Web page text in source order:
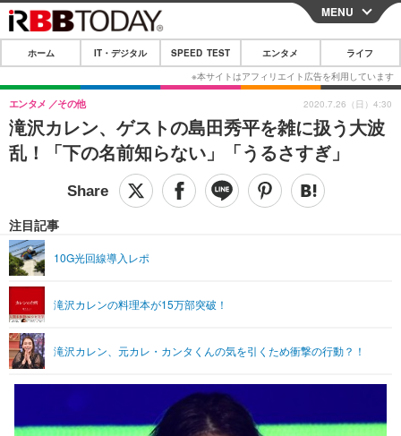
CLOSE
ホーム
IT・デジタル
IT・デジタルTOP スマートフォン
ガジェット・ツール
ショッピング その他
SPEED TEST
エンタメTOP 映画・ドラマ
グラビア
ショッピング その他
ライフTOP
リリース一覧
プッシュ通知の停止方法
MENU
ホーム IT・デジタル SPEED TEST エンタメ ライフ
滝沢カレン、ゲストの島田秀平を雑に扱う大波
乱！「下の名前知らない」「うるさすぎ」
エンタメ その他
注目記事
10G光回線導入レポ
滝沢カレンの料理本が15万部突破！
滝沢カレン、元カレ・カンタくんの気を引くため衝撃の行動？！
2020.7.26（日）4:30